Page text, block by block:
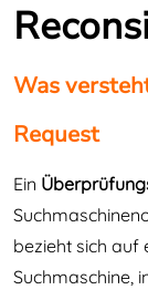
Was
Request
Ein
bezieht sich auf
Suchmaschine,